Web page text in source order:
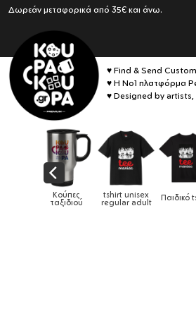
Δωρεάν μεταφορικά από 35€ και άνω.
♥ Find & Send
♥ Η No1 πλατφόρμα
♥ Designed by
tshirt unisex
regular adult Παιδικό tshirt Drill
ενηλίκων